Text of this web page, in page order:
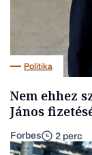
Politika
Nem ehhez
János
Forbes 2 perc